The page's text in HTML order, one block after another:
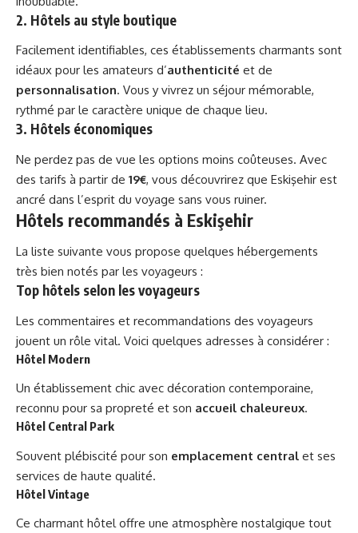
2. Hôtels au style boutique
Facilement identifiables, ces établissements charmants sont
idéaux pour les amateurs d’authenticité et de
personnalisation. Vous y vivrez un séjour mémorable,
rythmé par le caractère unique de chaque lieu.
3. Hôtels économiques
Ne perdez pas de vue les options moins coûteuses. Avec
des tarifs à partir de 19€, vous découvrirez que Eskişehir est
ancré dans l’esprit du voyage sans vous ruiner.
Hôtels recommandés à Eskişehir
La liste suivante vous propose quelques hébergements
très bien notés par les voyageurs :
Top hôtels selon les voyageurs
Les commentaires et recommandations des voyageurs
jouent un rôle vital. Voici quelques adresses à considérer :
Hôtel Modern
Un établissement chic avec décoration contemporaine,
reconnu pour sa propreté et son accueil chaleureux.
Hôtel Central Park
Souvent plébiscité pour son emplacement central et ses
services de haute qualité.
Hôtel Vintage
Ce charmant hôtel offre une atmosphère nostalgique tout